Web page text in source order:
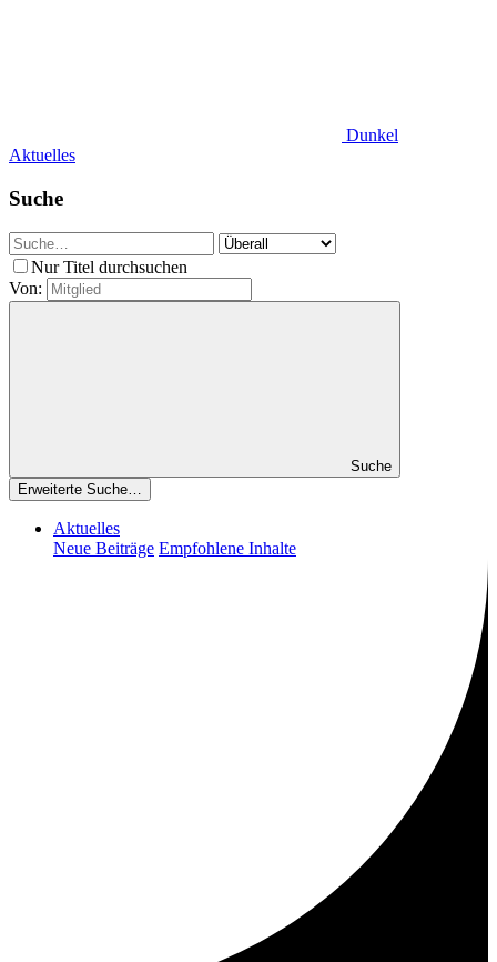
Dunkel
Aktuelles
Suche
Nur Titel durchsuchen
Von:
Suche
Erweiterte Suche…
Aktuelles
Neue Beiträge Empfohlene Inhalte